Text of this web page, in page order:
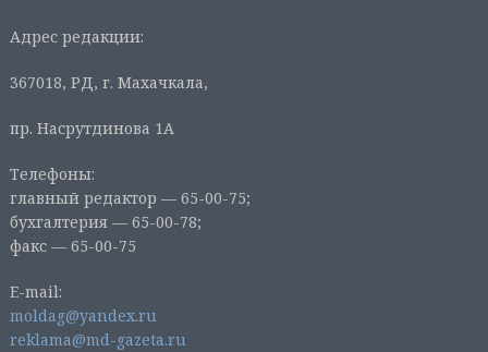
Адрес редакции:
367018, РД, г. Махачкала,
пр. Насрутдинова 1А
Телефоны:
главный редактор — 65-00-75;
бухгалтерия — 65-00-78;
факс — 65-00-75
E-mail:
moldag@yandex.ru
reklama@md-gazeta.ru